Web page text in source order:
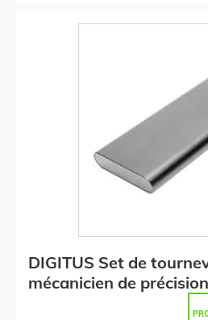
DIGITUS Set de
mécanicien de précision